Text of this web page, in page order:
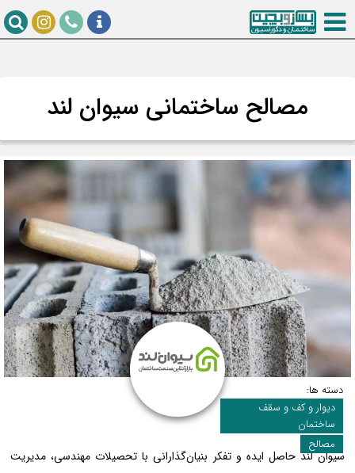
مصالح ساختمانی سیوان لند
دسته ها:
دیوار و کف و سقف
ساختمان
مصالح
سیوان لند حاصل ایده و تفکر بنیان‌گذارانی با تحصیلات مهندسی، مدیریت